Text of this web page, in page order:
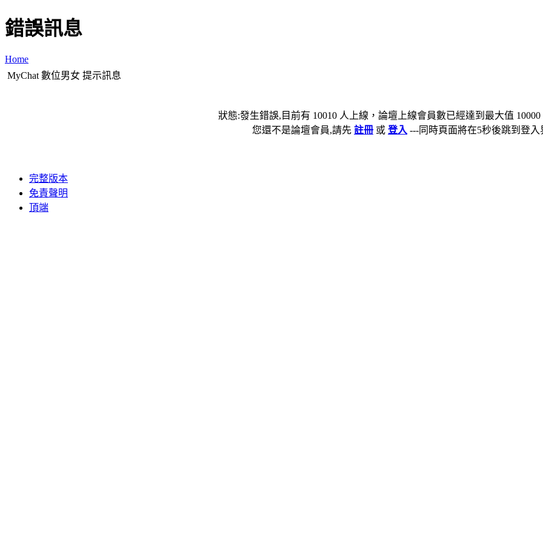
錯誤訊息
Home
MyChat 數位男女 提示訊息
狀態:發生錯誤,目前有 10010 人上線，論壇上線會員數已經達到最大值
您還不是論壇會員,請先 註冊 或 登入 ---同時頁面將在5秒後跳到登入
完整版本
免責聲明
頂端